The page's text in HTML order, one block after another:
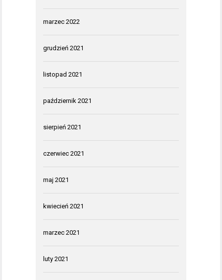
marzec 2022
grudzień 2021
listopad 2021
październik 2021
sierpień 2021
czerwiec 2021
maj 2021
kwiecień 2021
marzec 2021
luty 2021